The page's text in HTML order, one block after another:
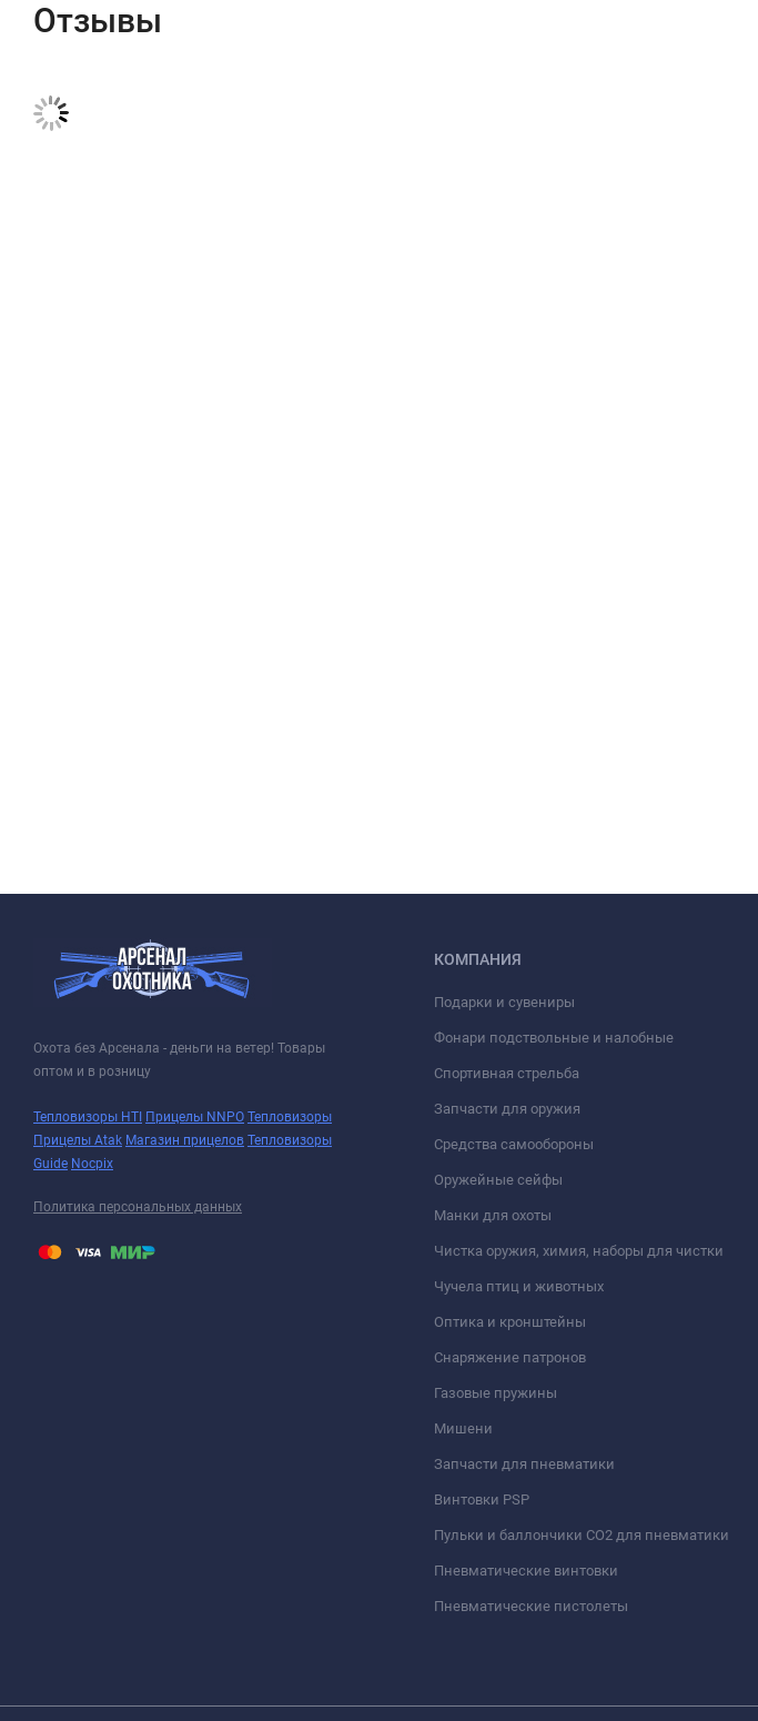
Отзывы
Охота без Арсенала - деньги на ветер! Товары
оптом и в розницу
Тепловизоры HTI Прицелы NNPO Тепловизоры
Прицелы Atak Магазин прицелов Тепловизоры
Guide Nocpix
Политика персональных данных
КОМПАНИЯ
Подарки и сувениры
Фонари подствольные и налобные
Спортивная стрельба
Запчасти для оружия
Средства самообороны
Оружейные сейфы
Манки для охоты
Чистка оружия, химия, наборы для чистки
Чучела птиц и животных
Оптика и кронштейны
Снаряжение патронов
Газовые пружины
Мишени
Запчасти для пневматики
Винтовки PSP
Пульки и баллончики СО2 для пневматики
Пневматические винтовки
Пневматические пистолеты